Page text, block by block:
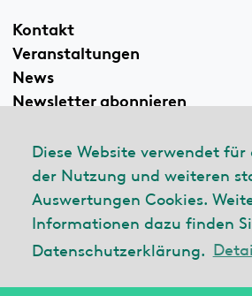
Diese Website verwendet für
der Nutzung und weiteren
Auswertungen Cookies.
Informationen dazu finden
Datenschutzerklärung.
Kontakt
Veranstaltungen
News
Newsletter abonnieren
Linkedin
© 2026 ecobau